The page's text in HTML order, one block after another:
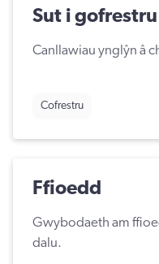
Sut i gofrestru
Canllawiau ynglŷn â
Cofrestru
Ffioedd
Gwybodaeth am
dalu.